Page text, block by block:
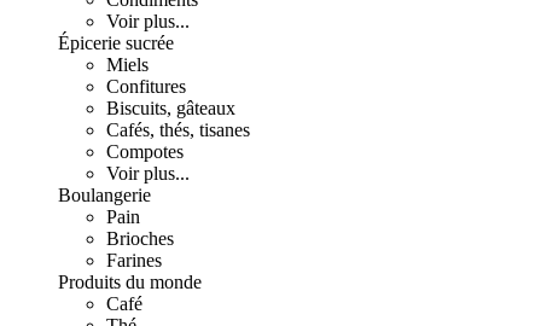
Voir plus...
Épicerie sucrée
Miels
Confitures
Biscuits, gâteaux
Cafés, thés, tisanes
Compotes
Voir plus...
Boulangerie
Pain
Brioches
Farines
Produits du monde
Café